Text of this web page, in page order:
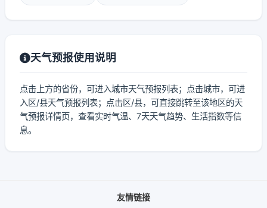
天气预报使用说明
点击上方的省份，可进入城市天气预报列表；点击城市，可进
入区/县天气预报列表；点击区/县，可直接跳转至该地区的天
气预报详情页，查看实时气温、7天天气趋势、生活指数等信
息。
友情链接